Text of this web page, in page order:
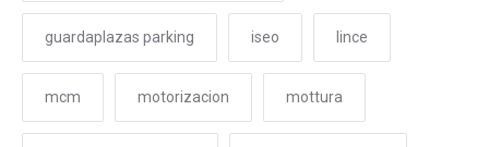
guardaplazas parking iseo lince
mcm motorizacion mottura